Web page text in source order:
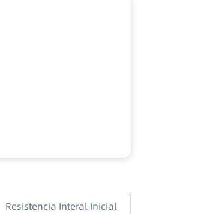
Resistencia Interal Inicial